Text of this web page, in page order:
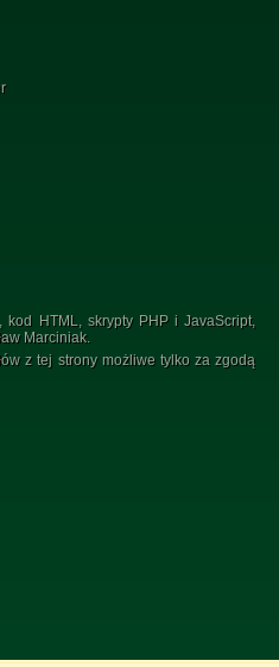
kod HTML, skrypty PHP i JavaScript,
Marciniak.
z tej strony możliwe tylko za zgodą